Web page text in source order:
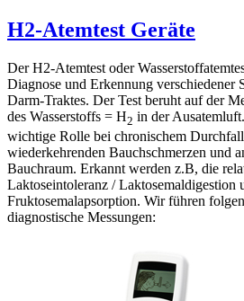
H2-Atemtest Geräte
Der H2-Atemtest oder
Diagnose und Erkennung verschiedener
Darm-Traktes. Der Test beruht auf der
des Wasserstoffs = H2 in der
wichtige Rolle bei chronischem
wiederkehrenden Bauchschmerzen und
Bauchraum. Erkannt werden z.B, die
Laktoseintoleranz / Laktosemaldigestion
Fruktosemalapsorption. Wir führen
diagnostische Messungen: